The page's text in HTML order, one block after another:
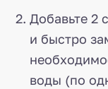
Добавьте 2
и быстро
воды (по